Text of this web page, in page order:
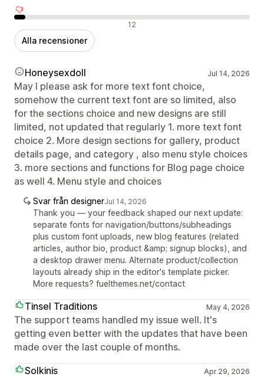
Negativa recensioner 12
Alla recensioner
Honeysexdoll Jul 14, 2026
May I please ask for more text font choice,
somehow the current text font are so limited, also
for the sections choice and new designs are still
limited, not updated that regularly 1. more text font
choice 2. More design sections for gallery, product
details page, and category , also menu style choices
3. more sections and functions for Blog page choice
as well 4. Menu style and choices
Svar från designerJul 14, 2026
Thank you — your feedback shaped our next update:
separate fonts for navigation/buttons/subheadings
plus custom font uploads, new blog features (related
articles, author bio, product &amp; signup blocks), and
a desktop drawer menu. Alternate product/collection
layouts already ship in the editor's template picker.
More requests? fuelthemes.net/contact
Tinsel Traditions May 4, 2026
The support teams handled my issue well. It's
getting even better with the updates that have been
made over the last couple of months.
Solkinis
Apr 29, 2026